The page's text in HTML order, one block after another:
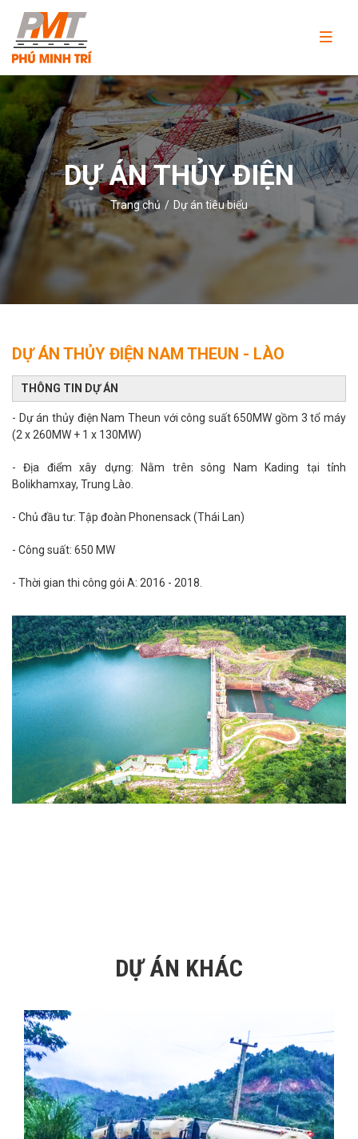
TNHH
Thương
và
dịch
vụ
Phú
Minh
Trí
DỰ ÁN THỦY ĐIỆN
Trang chủ Dự án tiêu biểu
DỰ ÁN THỦY ĐIỆN NAM THEUN - LÀO
THÔNG TIN DỰ ÁN
- Dự án thủy điện Nam Theun với công suất 650MW gồm 3 tổ máy
(2 x 260MW + 1 x 130MW)
- Địa điểm xây dựng: Nằm trên sông Nam Kading tại tỉnh
Bolikhamxay, Trung Lào.
- Chủ đầu tư: Tập đoàn Phonensack (Thái Lan)
- Công suất: 650 MW
- Thời gian thi công gói A: 2016 - 2018.
DỰ ÁN KHÁC